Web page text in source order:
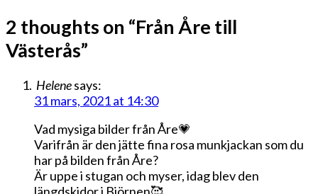
2 thoughts on “Från Åre till
Västerås”
Helenesays:
31 mars, 2021 at 14:30
Vad mysiga bilder från Åre💗
Varifrån är den jätte fina rosa munkjackan som du
har på bilden från Åre?
Är uppe i stugan och myser, idag blev den